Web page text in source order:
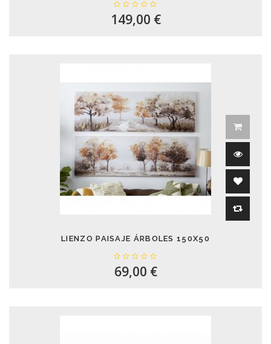
149,00 €
LIENZO PAISAJE ÁRBOLES 150X50
69,00 €